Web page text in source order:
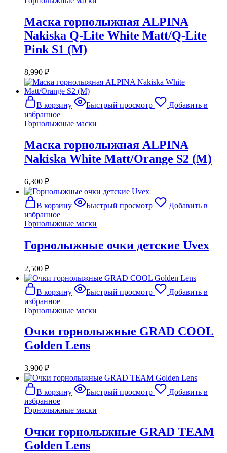
Маска горнолыжная ALPINA
Nakiska Q-Lite White Matt/Q-Lite
Pink S1 (M)
8,990 ₽
В корзину Быстрый просмотр
Добавить в
избранное
Горнолыжные маски
Маска горнолыжная ALPINA
Nakiska White Matt/Orange S2 (M)
6,300 ₽
В корзину Быстрый просмотр
Добавить в
избранное
Горнолыжные маски
Горнолыжные очки детские Uvex
2,500 ₽
В корзину Быстрый просмотр
Добавить в
избранное
Горнолыжные маски
Очки горнолыжные GRAD COOL
Golden Lens
3,900 ₽
В корзину Быстрый просмотр
Добавить в
избранное
Горнолыжные маски
Очки горнолыжные GRAD TEAM
Golden Lens